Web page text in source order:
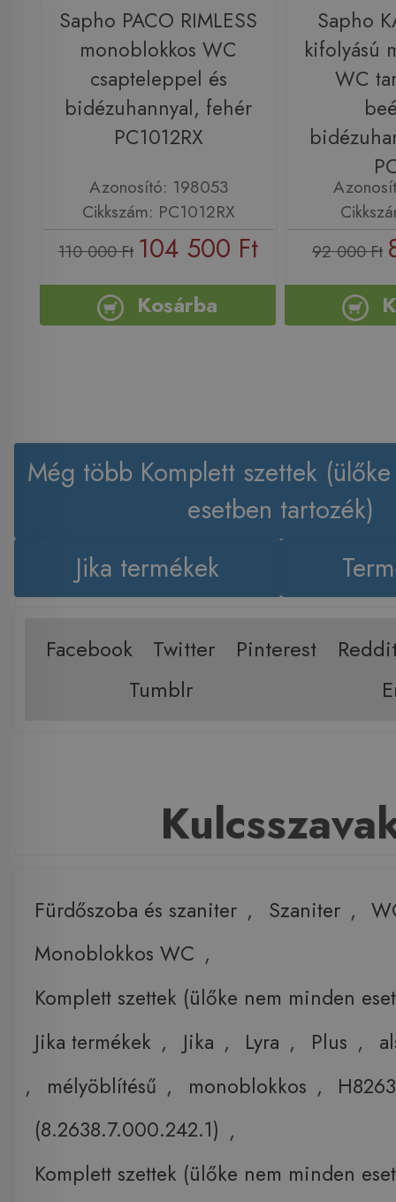
Sapho PACO RIMLESS
monoblokkos WC
csapteleppel és
bidézuhannyal, fehér
PC1012RX
Azonosító: 198053
Cikkszám: PC1012RX
110 000 Ft 104 500 Ft
Kosárba
Sapho
kifolyású
WC
92 000 Ft
Még több Komplett szettek
esetben tartozék)
Jika termékek
Facebook Twitter Pinterest
Tumblr
Fürdőszoba és szaniter , Szaniter ,
Monoblokkos WC ,
Komplett szettek (ülőke nem minden
Jika termékek , Jika , Lyra , Plus ,
,
mélyöblítésű , monoblokkos ,
(8.2638.7.000.242.1) ,
Komplett szettek (ülőke nem minden